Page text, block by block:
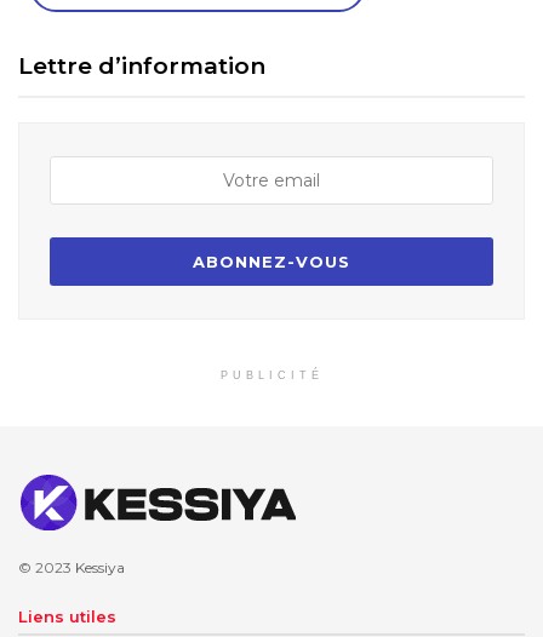
Lettre d’information
PUBLICITÉ
© 2023 Kessiya
Liens utiles